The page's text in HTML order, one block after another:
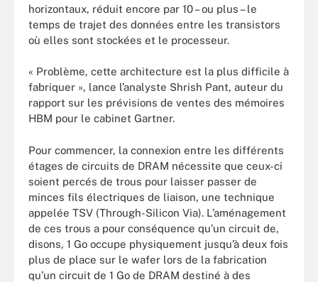
horizontaux, réduit encore par 10 – ou plus – le
temps de trajet des données entre les transistors
où elles sont stockées et le processeur.
« Problème, cette architecture est la plus difficile à
fabriquer », lance l’analyste Shrish Pant, auteur du
rapport sur les prévisions de ventes des mémoires
HBM pour le cabinet Gartner.
Pour commencer, la connexion entre les différents
étages de circuits de DRAM nécessite que ceux-ci
soient percés de trous pour laisser passer de
minces fils électriques de liaison, une technique
appelée TSV (Through-Silicon Via). L’aménagement
de ces trous a pour conséquence qu’un circuit de,
disons, 1 Go occupe physiquement jusqu’à deux fois
plus de place sur le wafer lors de la fabrication
qu’un circuit de 1 Go de DRAM destiné à des